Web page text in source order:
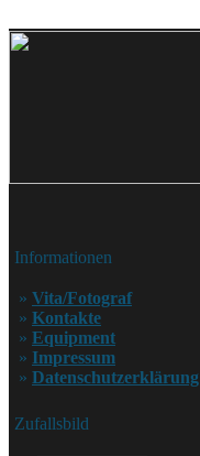
Informationen
» Vita/Fotograf
» Kontakte
» Equipment
» Impressum
» Datenschutzerklärung
Zufallsbild